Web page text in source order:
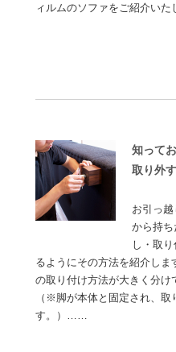
ィルムのソファをご紹介い
知って
取り外
お引っ
から持
し・取
るようにその方法を紹介しま
の取り付け方法が大きく分け
（※脚が本体と固定され、取
す。）……